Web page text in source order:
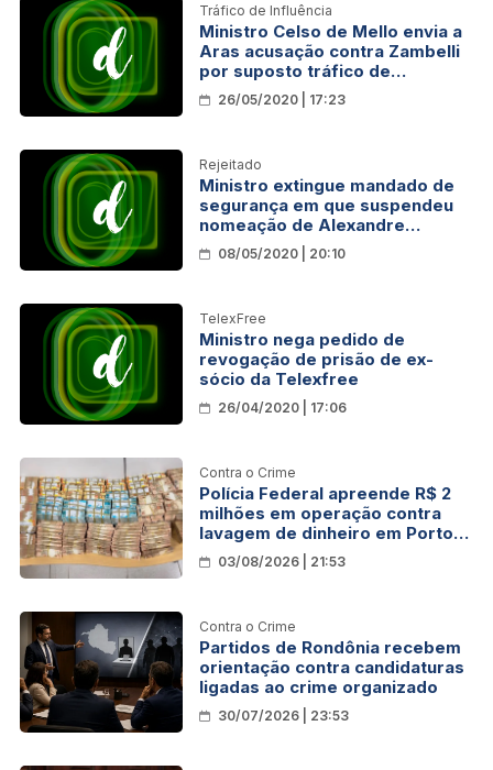
Tráfico de Influência
Ministro Celso de Mello envia a
Aras acusação contra Zambelli
por suposto tráfico de
influência
26/05/2020 | 17:23
Rejeitado
Ministro extingue mandado de
segurança em que suspendeu
nomeação de Alexandre
Ramagem
08/05/2020 | 20:10
TelexFree
Ministro nega pedido de
revogação de prisão de ex-
sócio da Telexfree
26/04/2020 | 17:06
Contra o Crime
Polícia Federal apreende R$ 2
milhões em operação contra
lavagem de dinheiro em Porto
Velho
03/08/2026 | 21:53
Contra o Crime
Partidos de Rondônia recebem
orientação contra candidaturas
ligadas ao crime organizado
30/07/2026 | 23:53